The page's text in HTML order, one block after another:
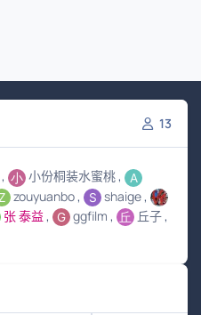
13
小份桐装水蜜桃
zouyuanbo
shaige
张 泰益 ggfilm
丘子